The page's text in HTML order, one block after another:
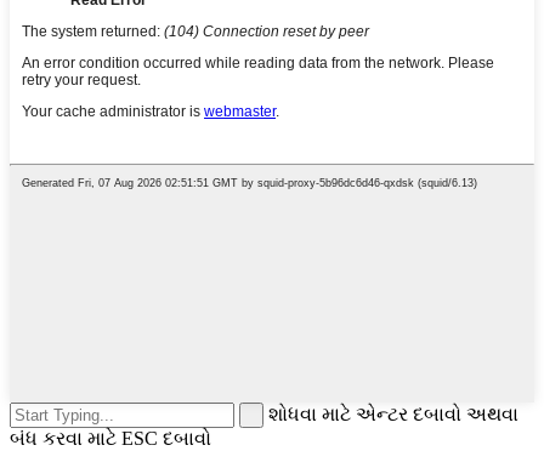
શોધવા માટે એન્ટર દબાવો અથવા
બંધ કરવા માટે ESC દબાવો